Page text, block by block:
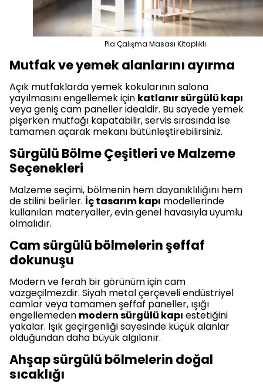
Pia Çalışma Masası Kitaplıklı
Mutfak ve yemek alanlarını ayırma
Açık mutfaklarda yemek kokularının salona
yayılmasını engellemek için katlanır sürgülü kapı
veya geniş cam paneller idealdir. Bu sayede yemek
pişerken mutfağı kapatabilir, servis sırasında ise
tamamen açarak mekanı bütünleştirebilirsiniz.
Sürgülü Bölme Çeşitleri ve Malzeme
Seçenekleri
Malzeme seçimi, bölmenin hem dayanıklılığını hem
de stilini belirler. İç tasarım kapı modellerinde
kullanılan materyaller, evin genel havasıyla uyumlu
olmalıdır.
Cam sürgülü bölmelerin şeffaf
dokunuşu
Modern ve ferah bir görünüm için cam
vazgeçilmezdir. Siyah metal çerçeveli endüstriyel
camlar veya tamamen şeffaf paneller, ışığı
engellemeden modern sürgülü kapı estetiğini
yakalar. Işık geçirgenliği sayesinde küçük alanlar
olduğundan daha büyük algılanır.
Ahşap sürgülü bölmelerin doğal
sıcaklığı